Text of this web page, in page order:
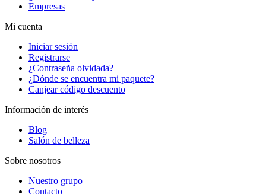
Empresas
Mi cuenta
Iniciar sesión
Registrarse
¿Contraseña olvidada?
¿Dónde se encuentra mi paquete?
Canjear código descuento
Información de interés
Blog
Salón de belleza
Sobre nosotros
Nuestro grupo
Contacto